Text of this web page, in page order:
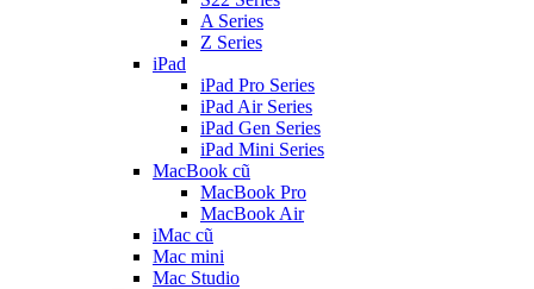
A Series
Z Series
iPad
iPad Pro Series
iPad Air Series
iPad Gen Series
iPad Mini Series
MacBook cũ
MacBook Pro
MacBook Air
iMac cũ
Mac mini
Mac Studio